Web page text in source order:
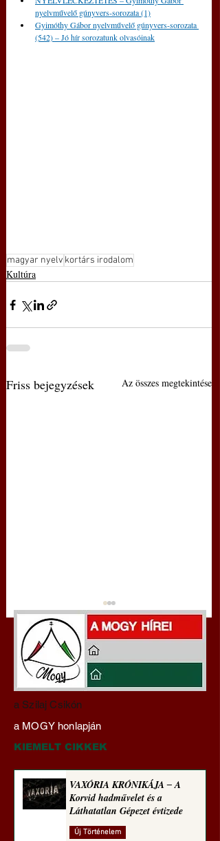
nyelvművelő gúnyvers-sorozata (1)
Gyimóthy Gábor nyelvművelő gúnyvers-sorozata
(542) – Jó hír sorozatunk olvasóinak
magyar nyelv kortárs irodalom
Kultúra
Friss bejegyzések Az összes megtekintése
Darai Lajos:
Naplóbölcsességeim
(2024)
a Szilaj Csikón
a MOGY honlapján
KIEMELT CIKKEK
VAXÓRIA KRÓNIKÁJA ‒ A
Korvid hadművelet és a
Láthatatlan Gépezet évtizede
Új Történelem